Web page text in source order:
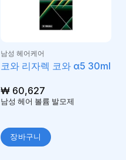
남성 헤어케어
코와 리자렉 코와 α5 30ml
₩60,627
남성 헤어 볼륨 발모제
장바구니